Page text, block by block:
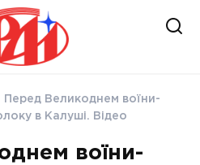
Перед Великоднем воїни-
в Калуші. Відео
воїни-